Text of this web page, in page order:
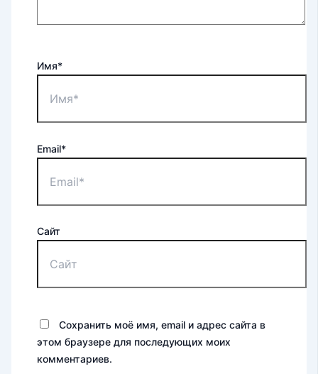
Имя*
Email*
Сайт
Сохранить моё имя, email и адрес сайта в
этом браузере для последующих моих
комментариев.